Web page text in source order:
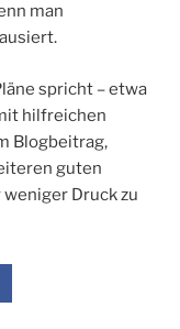
man
spricht – etwa
hilfreichen
Blogbeitrag,
guten
Druck zu